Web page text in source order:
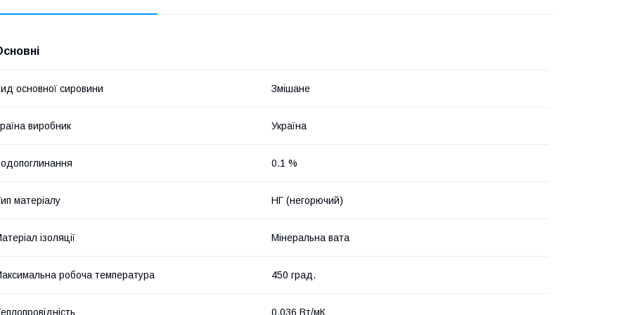
основної сировини Змішане
виробник Україна
0.1 %
матеріалу НГ (негорючий)
ізоляції Мінеральна вата
робоча температура 450 град.
0.036 Вт/мК